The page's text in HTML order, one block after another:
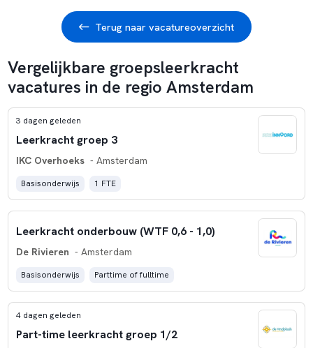
Terug naar vacatureoverzicht
Vergelijkbare groepsleerkracht
vacatures in de regio Amsterdam
3 dagen geleden
Leerkracht groep 3
IKC Overhoeks - Amsterdam
Basisonderwijs 1 FTE
Leerkracht onderbouw (WTF 0,6 - 1,0)
De Rivieren - Amsterdam
Basisonderwijs Parttime of fulltime
4 dagen geleden
Part-time leerkracht groep 1/2